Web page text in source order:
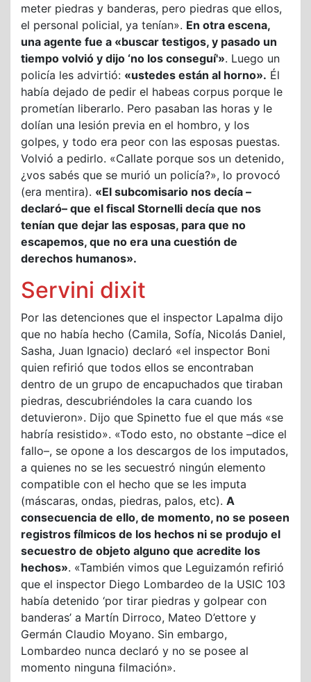
meter piedras y banderas, pero piedras que ellos,
el personal policial, ya tenían». En otra escena,
una agente fue a «buscar testigos, y pasado un
tiempo volvió y dijo ‘no los conseguí'». Luego un
policía les advirtió: «ustedes están al horno». Él
había dejado de pedir el habeas corpus porque le
prometían liberarlo. Pero pasaban las horas y le
dolían una lesión previa en el hombro, y los
golpes, y todo era peor con las esposas puestas.
Volvió a pedirlo. «Callate porque sos un detenido,
¿vos sabés que se murió un policía?», lo provocó
(era mentira). «El subcomisario nos decía –
declaró– que el fiscal Stornelli decía que nos
tenían que dejar las esposas, para que no
escapemos, que no era una cuestión de
derechos humanos».
Servini dixit
Por las detenciones que el inspector Lapalma dijo
que no había hecho (Camila, Sofía, Nicolás Daniel,
Sasha, Juan Ignacio) declaró «el inspector Boni
quien refirió que todos ellos se encontraban
dentro de un grupo de encapuchados que tiraban
piedras, descubriéndoles la cara cuando los
detuvieron». Dijo que Spinetto fue el que más «se
habría resistido». «Todo esto, no obstante –dice el
fallo–, se opone a los descargos de los imputados,
a quienes no se les secuestró ningún elemento
compatible con el hecho que se les imputa
(máscaras, ondas, piedras, palos, etc). A
consecuencia de ello, de momento, no se poseen
registros fílmicos de los hechos ni se produjo el
secuestro de objeto alguno que acredite los
hechos». «También vimos que Leguizamón refirió
que el inspector Diego Lombardeo de la USIC 103
había detenido ‘por tirar piedras y golpear con
banderas’ a Martín Dirroco, Mateo D’ettore y
Germán Claudio Moyano. Sin embargo,
Lombardeo nunca declaró y no se posee al
momento ninguna filmación».